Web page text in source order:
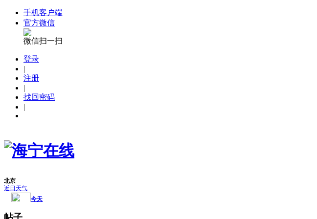
手机客户端
官方微信
微信扫一扫
登录
|
注册
|
找回密码
|